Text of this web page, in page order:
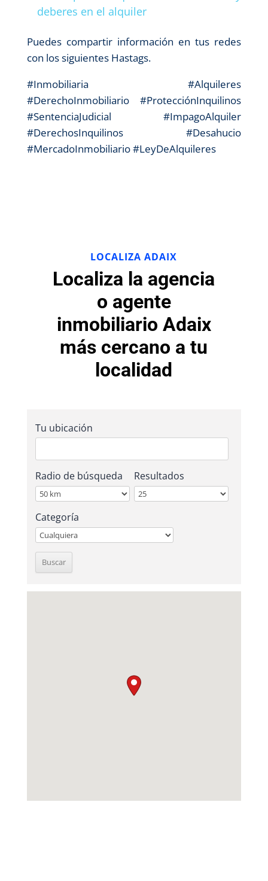
deberes en el alquiler
Puedes compartir información en tus redes
con los siguientes Hastags.
#Inmobiliaria #Alquileres
#DerechoInmobiliario #ProtecciónInquilinos
#SentenciaJudicial #ImpagoAlquiler
#DerechosInquilinos #Desahucio
#MercadoInmobiliario #LeyDeAlquileres
LOCALIZA ADAIX
Localiza la agencia
o agente
inmobiliario Adaix
más cercano a tu
localidad
Tu ubicación
Radio de búsqueda Resultados
Categoría